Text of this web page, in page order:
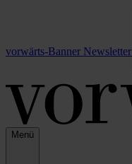
vorwärts-Banner Newsletter
Menü